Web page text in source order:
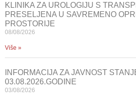
KLINIKA ZA UROLOGIJU S
PRESELJENA U SAVREMENO
PROSTORIJE
08/08/2026
Više »
INFORMACIJA ZA JAVNOST
03.08.2026.GODINE
03/08/2026